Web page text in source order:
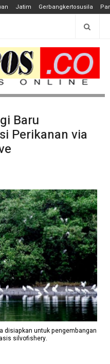
Jatim Gerbangkertosusila
Baru
Perikanan via
disiapkan untuk pengembangan
silvofishery.